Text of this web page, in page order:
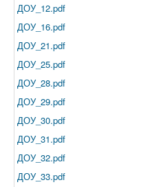
ДОУ_12.pdf
ДОУ_16.pdf
ДОУ_21.pdf
ДОУ_25.pdf
ДОУ_28.pdf
ДОУ_29.pdf
ДОУ_30.pdf
ДОУ_31.pdf
ДОУ_32.pdf
ДОУ_33.pdf